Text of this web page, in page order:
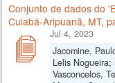
Conjunto de dados do
Cuiabá-Aripuanã, MT,
Jul 4, 2023
Jacomine,
Lelis
Vasconcelos,